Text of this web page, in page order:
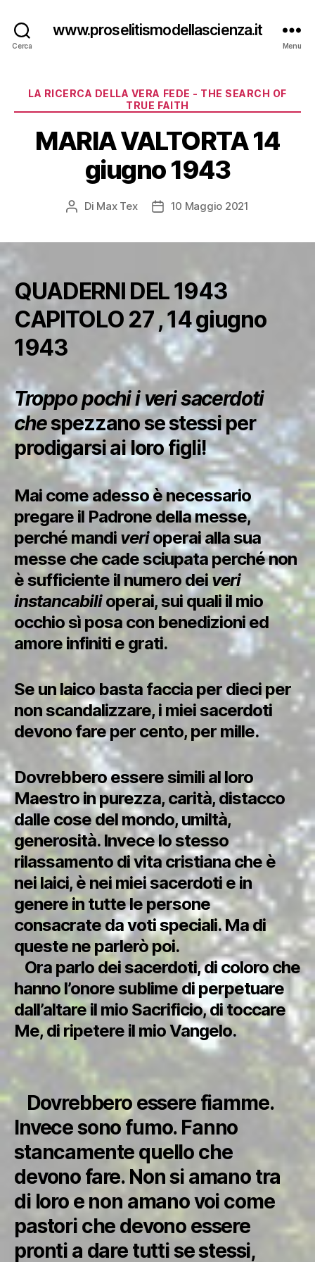
Cerca
www.proselitismodellascienza.it
Menu
Categorie
LA RICERCA DELLA VERA FEDE - THE SEARCH OF
TRUE FAITH
MARIA VALTORTA 14
giugno 1943
Autore
Di Max Tex
Data10 Maggio 2021
QUADERNI DEL 1943
CAPITOLO 27 , 14 giugno
1943
Troppo pochi i veri sacerdoti
chespezzano se stessi per
prodigarsi ai loro figli!
Mai come adesso è necessario
pregare il Padrone della messe,
perché mandi verioperai alla sua
messe che cade sciupata perché non
è sufficiente il numero dei veri
instancabilioperai, sui quali il mio
occhio sì posa con benedizioni ed
amore infiniti e grati.
Se un laico basta faccia per dieci per
non scandalizzare, i miei sacerdoti
devono fare per cento, per mille.
Dovrebbero essere simili al loro
Maestro in purezza, carità, distacco
dalle cose del mondo, umiltà,
generosità. Invece lo stesso
rilassamento di vita cristiana che è
nei laici, è nei miei sacerdoti e in
genere in tutte le persone
consacrate da voti speciali. Ma di
queste ne parlerò poi.
Ora parlo dei sacerdoti, di coloro che
hanno l’onore sublime di perpetuare
dall’altare il mio Sacrificio, di toccare
Me, di ripetere il mio Vangelo.
Dovrebbero essere fiamme.
Invece sono fumo. Fanno
stancamente quello che
devono fare. Non si amano tra
di loro e non amano voi come
pastori che devono essere
pronti a dare tutti se stessi,